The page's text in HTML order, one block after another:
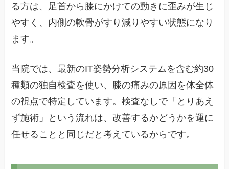
る方は、足首から膝にかけての動きに歪みが生じ
やすく、内側の軟骨がすり減りやすい状態になり
ます。
当院では、最新のIT姿勢分析システムを含む約30
種類の独自検査を使い、膝の痛みの原因を体全体
の視点で特定しています。検査なしで「とりあえ
ず施術」という流れは、改善するかどうかを運に
任せることと同じだと考えているからです。